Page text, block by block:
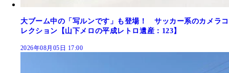
大ブーム中の「写ルンです」も登場！ サッカー系のカメラコ
レクション【山下メロの平成レトロ遺産：123】
2026年08月05日 17:00